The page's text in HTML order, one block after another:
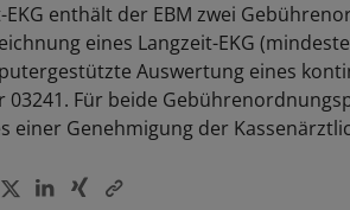
EKG enthält der EBM zwei
eines Langzeit-EKG
Auswertung eines
03241. Für beide
einer Genehmigung der